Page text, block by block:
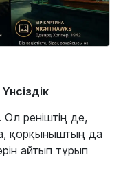
Ол реніштің де,
қорқыныштың да
айтып тұрып